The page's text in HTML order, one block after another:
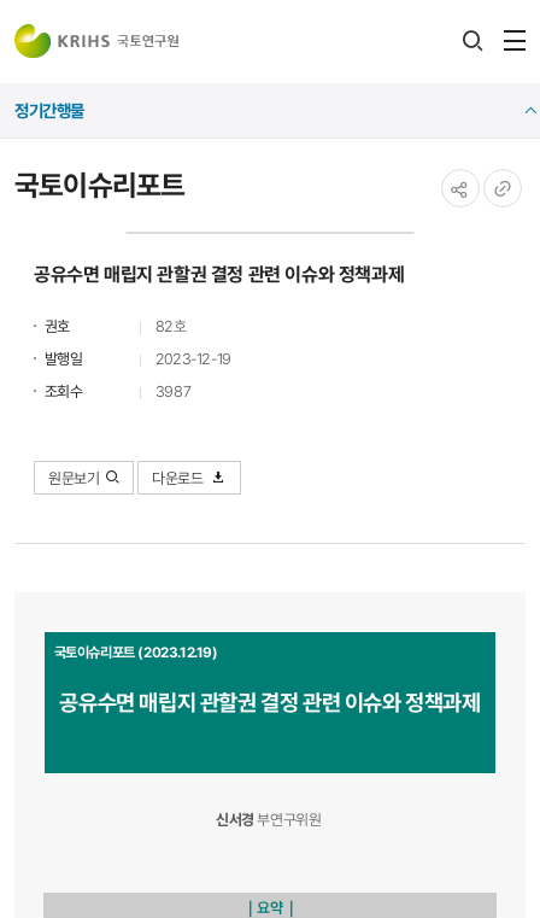
국토이슈리포트
정기간행물
공유수면 매립지 관할권 결정 관련 이슈와 정책과제
권호
82호
발행일
2023-12-19
조회수
3987
원문보기 다운로드
국토이슈리포트 (2023.12.19)
공유수면 매립지 관할권 결정 관련 이슈와 정책과제
신서경 부연구위원
｜요약｜